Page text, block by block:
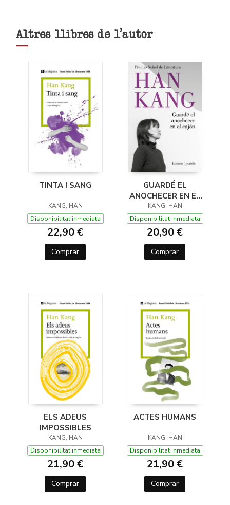
Altres llibres de l'autor
TINTA I SANG
KANG, HAN
Disponibilitat inmediata
22,90 €
Comprar
GUARDÉ EL
ANOCHECER EN EL
CAJÓN
KANG, HAN
Disponibilitat inmediata
20,90 €
Comprar
ELS ADEUS
IMPOSSIBLES
KANG, HAN
Disponibilitat inmediata
21,90 €
Comprar
ACTES HUMANS
KANG, HAN
Disponibilitat inmediata
21,90 €
Comprar